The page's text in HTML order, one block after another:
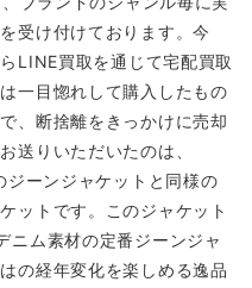
受け付けております。今
LINE買取を通じて宅配買取
一目惚れして購入したもの
、断捨離をきっかけに売却
送りいただいたのは、
ーンジャケットと同様の
ットです。このジャケット
ニム素材の定番ジーンジャ
の経年変化を楽しめる逸品